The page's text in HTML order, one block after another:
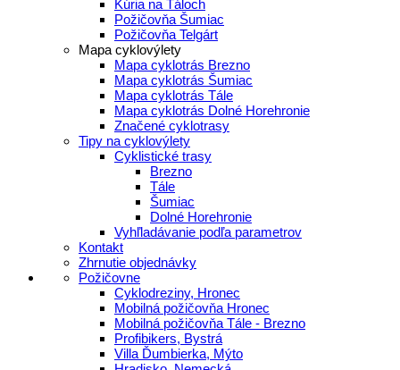
Kúria na Táloch
Požičovňa Šumiac
Požičovňa Telgárt
Mapa cyklovýlety
Mapa cyklotrás Brezno
Mapa cyklotrás Šumiac
Mapa cyklotrás Tále
Mapa cyklotrás Dolné Horehronie
Značené cyklotrasy
Tipy na cyklovýlety
Cyklistické trasy
Brezno
Tále
Šumiac
Dolné Horehronie
Vyhľladávanie podľa parametrov
Kontakt
Zhrnutie objednávky
Požičovne
Cyklodreziny, Hronec
Mobilná požičovňa Hronec
Mobilná požičovňa Tále - Brezno
Profibikers, Bystrá
Villa Ďumbierka, Mýto